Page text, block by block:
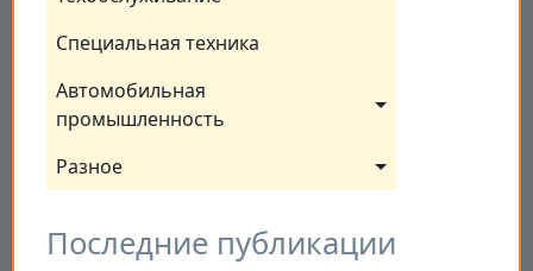
Специальная техника
Автомобильная
промышленность
Разное
Последние публикации